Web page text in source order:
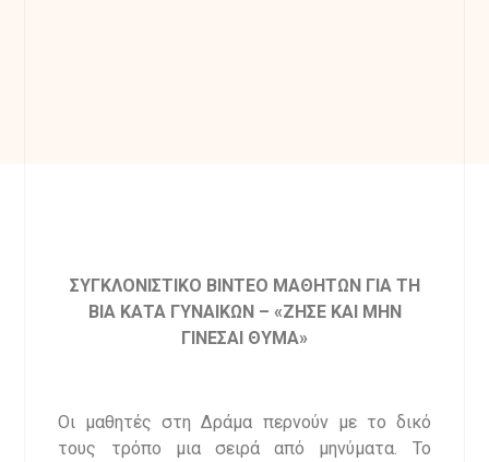
ΣΥΓΚΛΟΝΙΣΤΙΚΟ ΒΙΝΤΕΟ ΜΑΘΗΤΩΝ ΓΙΑ ΤΗ
ΒΙΑ ΚΑΤΑ ΓΥΝΑΙΚΩΝ – «ΖΗΣΕ ΚΑΙ ΜΗΝ
ΓΙΝΕΣΑΙ ΘΥΜΑ»
Οι μαθητές στη Δράμα περνούν με το δικό
τους τρόπο μια σειρά από μηνύματα. Το